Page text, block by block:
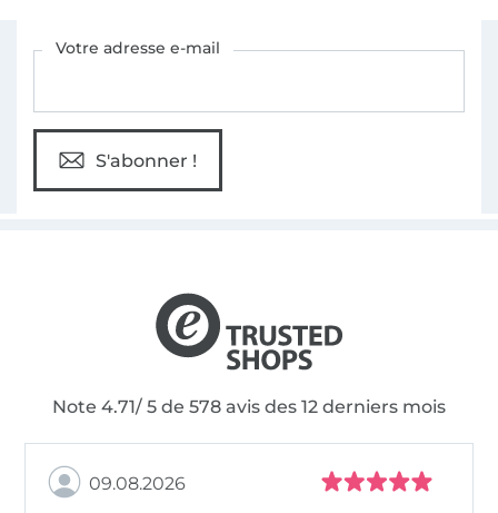
Votre adresse e-mail
S'abonner !
Note 4.71/ 5 de 578 avis des 12 derniers mois
09.08.2026